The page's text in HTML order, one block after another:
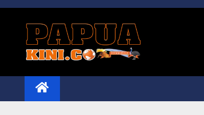
Skip